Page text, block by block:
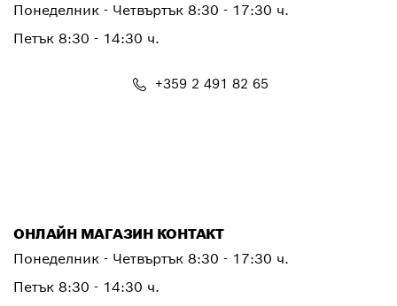
Понеделник - Четвъртък 8:30 - 17:30 ч.
Петък 8:30 - 14:30 ч.
+359 2 491 82 65
ОНЛАЙН МАГАЗИН КОНТАКТ
Понеделник - Четвъртък 8:30 - 17:30 ч.
Петък 8:30 - 14:30 ч.